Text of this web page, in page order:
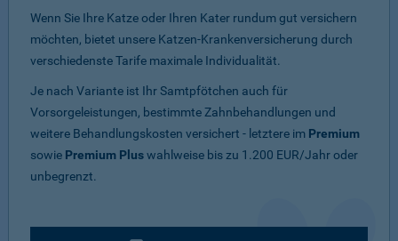
Wenn Sie Ihre Katze oder Ihren Kater rundum gut versichern
möchten, bietet unsere Katzen-Krankenversicherung durch
verschiedenste Tarife maximale Individualität.
Je nach Variante ist Ihr Samtpfötchen auch für
Vorsorgeleistungen, bestimmte Zahnbehandlungen und
weitere Behandlungskosten versichert - letztere im Premium
sowie Premium Pluswahlweise bis zu 1.200 EUR/Jahr oder
unbegrenzt.